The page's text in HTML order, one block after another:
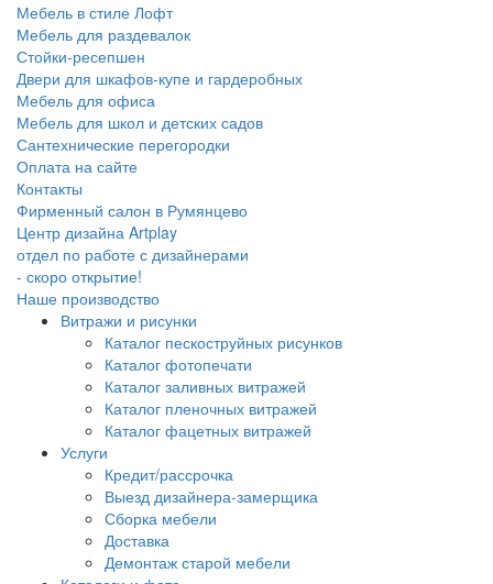
Мебель в стиле Лофт
Мебель для раздевалок
Стойки-ресепшен
Двери для шкафов-купе и гардеробных
Мебель для офиса
Мебель для школ и детских садов
Сантехнические перегородки
Оплата на сайте
Контакты
Фирменный салон в Румянцево
Центр дизайна Artplay
отдел по работе с дизайнерами
- скоро открытие!
Наше производство
Витражи и рисунки
Каталог пескоструйных рисунков
Каталог фотопечати
Каталог заливных витражей
Каталог пленочных витражей
Каталог фацетных витражей
Услуги
Кредит/рассрочка
Выезд дизайнера-замерщика
Сборка мебели
Доставка
Демонтаж старой мебели